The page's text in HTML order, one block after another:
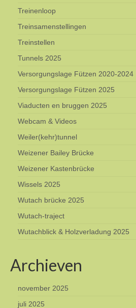
Treinenloop
Treinsamenstellingen
Treinstellen
Tunnels 2025
Versorgungslage Fützen 2020-2024
Versorgungslage Fützen 2025
Viaducten en bruggen 2025
Webcam & Videos
Weiler(kehr)tunnel
Weizener Bailey Brücke
Weizener Kastenbrücke
Wissels 2025
Wutach brücke 2025
Wutach-traject
Wutachblick & Holzverladung 2025
Archieven
november 2025
juli 2025